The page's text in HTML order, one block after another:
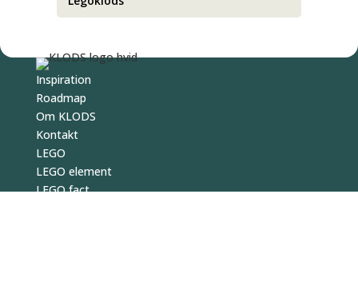
Inspiration
Roadmap
Om KLODS
Kontakt
LEGO
LEGO element
LEGO fact